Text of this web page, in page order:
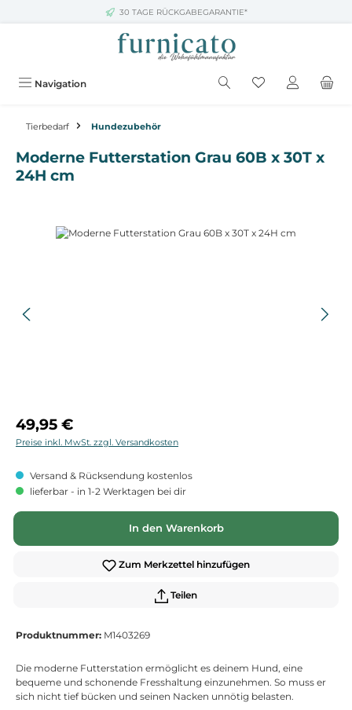
Zum Hauptinhalt springen30 TAGE RÜCKGABEGARANTIE*
Navigation
Tierbedarf Hundezubehör
Moderne Futterstation Grau 60B x 30T x
24H cm
Bildergalerie überspringen
Regulärer Preis:
49,95 €
Preise inkl. MwSt. zzgl. Versandkosten
Versand & Rücksendung kostenlos
lieferbar - in 1-2 Werktagen bei dir
In den Warenkorb
Zum Merkzettel hinzufügen
Teilen
Produktnummer: M1403269
Die moderne Futterstation ermöglicht es deinem Hund, eine
bequeme und schonende Fresshaltung einzunehmen. So muss er
sich nicht tief bücken und seinen Nacken unnötig belasten.